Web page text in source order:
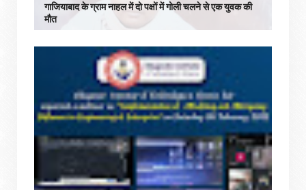
गाजियाबाद के ग्राम नाहल में दो पक्षों में गोली चलने से एक युवक की
मौत